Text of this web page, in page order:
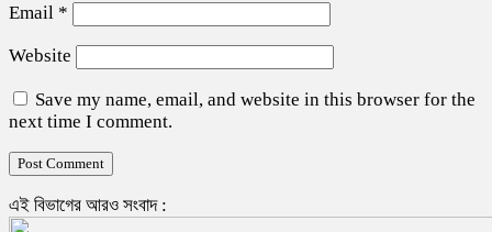
Email *
Website
Save my name, email, and website in this browser for the
next time I comment.
এই বিভাগের আরও সংবাদ :